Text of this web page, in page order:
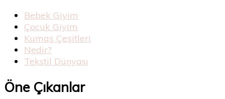
Bebek Giyim
Çocuk Giyim
Kumaş Çeşitleri
Nedir?
Tekstil Dünyası
Öne Çıkanlar